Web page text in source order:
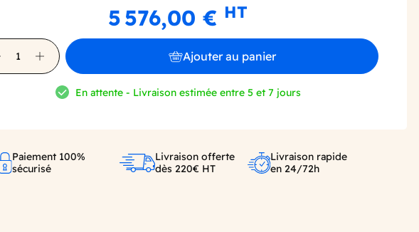
5 576,00 € HT
Ajouter au panier
En attente - Livraison estimée entre 5 et 7 jours
Paiement 100%
sécurisé
Livraison offerte
dès 220€ HT
Livraison rapide
en 24/72h